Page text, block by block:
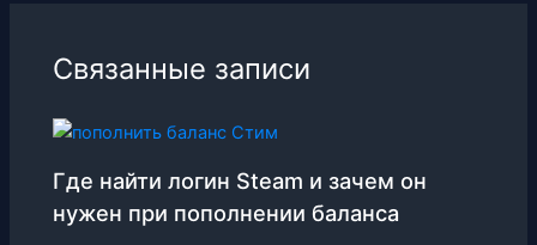
Связанные записи
Где найти логин Steam и зачем он
нужен при пополнении баланса